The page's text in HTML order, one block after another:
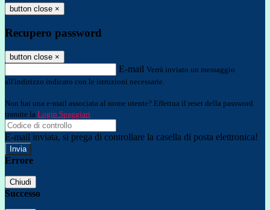
button close ×
Recupero password
button close ×
E-mail Verrà inviato un messaggio
all'indirizzo indicato con le istruzioni necessarie.
Non hai una e-mail associata al nome utente? Effettua il reset della password
tramite la Login Spaggiari
E-mail inviata, si prega di controllare la casella di posta elettronica!
Errore
Chiudi
Successo